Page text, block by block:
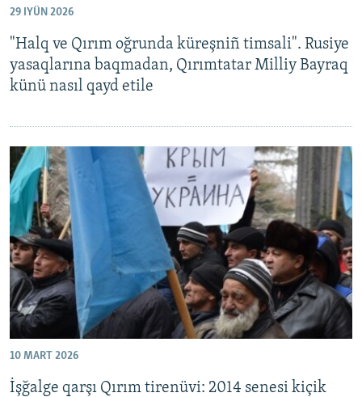
Українською
RFE/RS bütün saytları
29 IYÜN 2026
"Halq ve Qırım oğrunda küreşniñ timsali". Rusiye
yasaqlarına baqmadan, Qırımtatar Milliy Bayraq
künü nasıl qayd etile
10 MART 2026
İşğalge qarşı Qırım tirenüvi: 2014 senesi kiçik